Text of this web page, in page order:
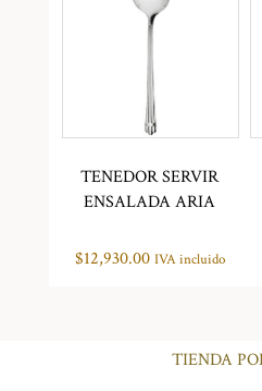
TENEDOR SERVIR
ENSALADA ARIA
$12,930.00 IVA incluido
TIENDA